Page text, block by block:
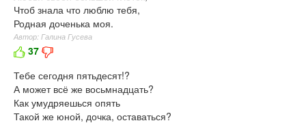
Чтоб знала что люблю тебя,
Родная доченька моя.
Автор: Галина Гусева
37
Тебе сегодня пятьдесят!?
А может всё же восьмнадцать?
Как умудряешься опять
Такой же юной, дочка, оставаться?